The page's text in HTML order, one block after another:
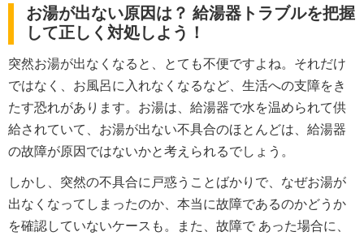
お湯が出ない原因は？ 給湯器トラブルを把握
して正しく対処しよう！
突然お湯が出なくなると、とても不便ですよね。それだけ
ではなく、お風呂に入れなくなるなど、生活への支障をき
たす恐れがあります。お湯は、給湯器で水を温められて供
給されていて、お湯が出ない不具合のほとんどは、給湯器
の故障が原因ではないかと考えられるでしょう。
しかし、突然の不具合に戸惑うことばかりで、なぜお湯が
出なくなってしまったのか、本当に故障であるのかどうか
を確認していないケースも。また、故障で あった場合に、